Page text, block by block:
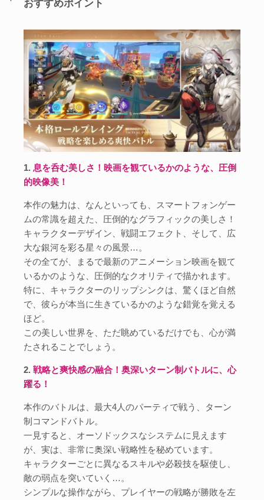
おすすめポイント
1. 息を呑む美しさ！映画を観ているかのような、圧倒
的映像美！
本作の魅力は、なんといっても、スマートフォンゲー
ムの常識を超えた、圧倒的なグラフィックの美しさ！
キャラクターデザイン、戦闘エフェクト、そして、広
大な銀河を彩る星々の風景…。
その全てが、まるで最新のアニメーション映画を観て
いるかのような、圧倒的なクオリティで描かれます。
特に、キャラクターのリップシンクは、驚くほど自然
で、彼らが本当に生きているかのような錯覚を覚える
ほど。
この美しい世界を、ただ眺めているだけでも、心が満
たされることでしょう。
2.戦略と爽快感の融合！奥深いターン制バトルに、心
躍る！
本作のバトルは、最大4人のパーティで戦う、ターン
制コマンドバトル。
一見すると、オーソドックスなシステムに見えます
が、実は、非常に奥深い戦略性を秘めています。
キャラクターごとに異なるスキルや必殺技を駆使し、
敵の弱点を突いていく…。
シンプルな操作ながら、プレイヤーの戦略が勝敗を左